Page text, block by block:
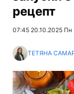
рецепт
07:45 20.10.2025 Пн
ТЕТЯНА